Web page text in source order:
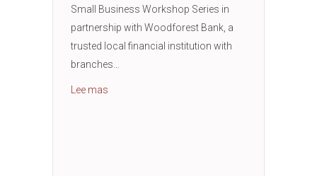
Small Business Workshop Series in
partnership with Woodforest Bank, a
trusted local financial institution with
branches…
Lee mas